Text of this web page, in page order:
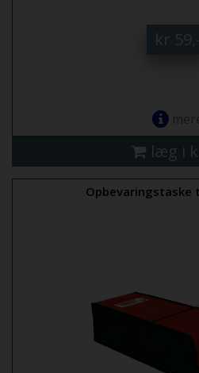
kr
læg i
Opbevaringstaske